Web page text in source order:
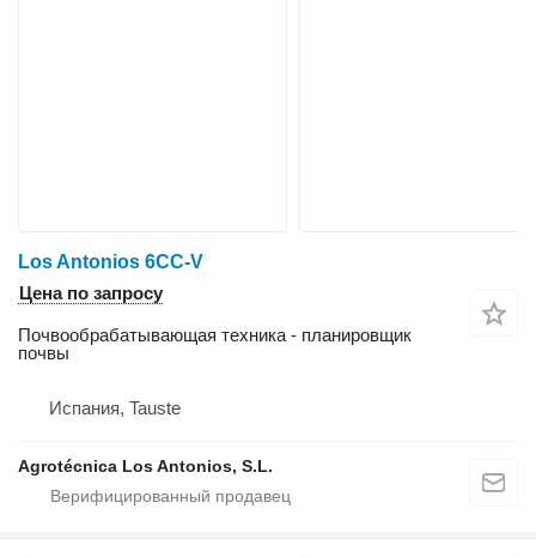
Los Antonios 6CC-V
Цена по запросу
Почвообрабатывающая техника - планировщик
почвы
Испания, Tauste
Agrotécnica Los Antonios, S.L.